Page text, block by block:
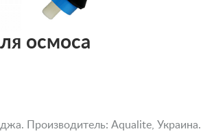
осмоса
Производитель: Aqualite, Украина.